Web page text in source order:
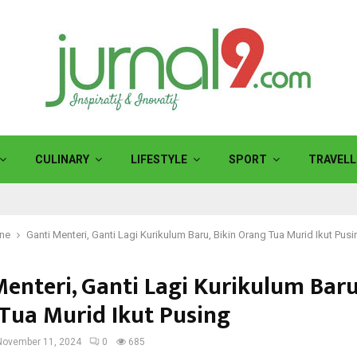
CULINARY LIFESTYLE SPORT
Ganti Menteri, Ganti Lagi Kurikulum Baru, Bikin Orang Tua Murid Ikut
Ganti Lagi Kurikulum
Murid Ikut Pusing
11, 2024 0 685